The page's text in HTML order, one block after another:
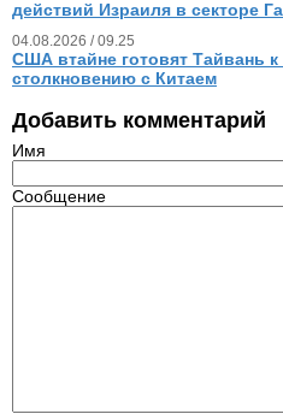
действий Израиля в секторе
04.08.2026 / 09.25
США втайне готовят Тайвань
столкновению с Китаем
Добавить комментарий
Имя
Сообщение